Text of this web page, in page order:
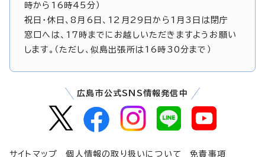
時から16時45分）
祝日・休日、8月6日、12月29日から1月3日は閉庁
窓口へは、17時までにお越しいただきますようお願い
します。（ただし、似島出張所は16時30分まで）
広島市公式SNS情報発信中
サイトマップ 個人情報の取り扱いについて 免責事項